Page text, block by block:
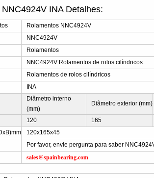
INA Detalhes:
Rolamentos NNC4924V
NNC4924V
Rolamentos
NNC4924V Rolamentos de rolos cilíndricos
Rolamentos de rolos cilíndricos
INA
Diâmetro interno
(mm)
Diâmetro exterior (mm)
120
165
120x165x45
Por favor, envie pergunta para saber
sales@spainbearing.com